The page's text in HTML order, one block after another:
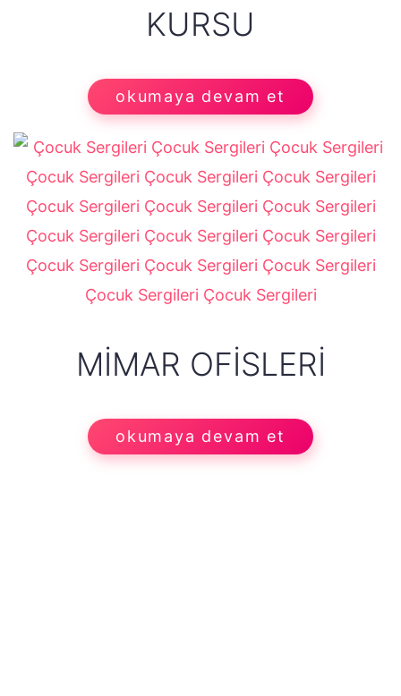
KURSU
okumaya devam et
MIMAR OFISLERI
okumaya devam et